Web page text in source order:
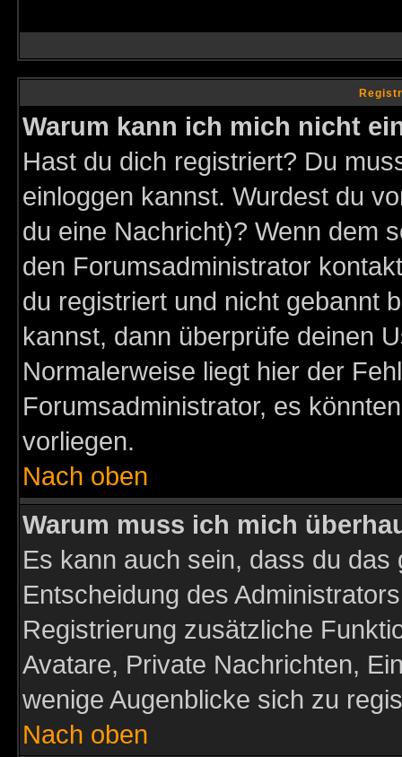
Warum kann ich mich nicht
Hast du dich registriert? Du
einloggen kannst. Wurdest du
du eine Nachricht)? Wenn dem
den Forumsadministrator
du registriert und nicht gebannt
kannst, dann überprüfe deinen
Normalerweise liegt hier der
Forumsadministrator, es
vorliegen.
Nach oben
Warum muss ich mich
Es kann auch sein, dass du
Entscheidung des
Registrierung zusätzliche
Avatare, Private Nachrichten,
wenige Augenblicke sich zu
Nach oben